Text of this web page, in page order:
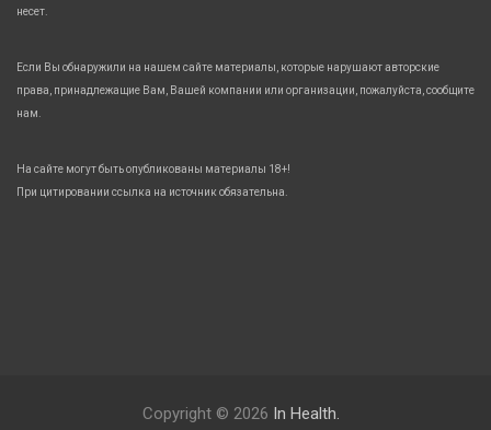
несет.
Если Вы обнаружили на нашем сайте материалы, которые нарушают авторские
права, принадлежащие Вам, Вашей компании или организации, пожалуйста, сообщите
нам.
На сайте могут быть опубликованы материалы 18+!
При цитировании ссылка на источник обязательна.
Copyright © 2026 In Health.